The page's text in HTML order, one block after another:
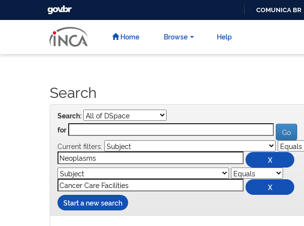
GOVBR
COMUNICA BR
Home Browse Help
Search
Search:
for
Current filters:
Start a new search